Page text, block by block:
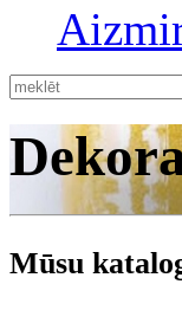
Mūsu